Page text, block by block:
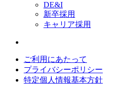
DE&I
新卒採用
キャリア採用
ご利用にあたって
プライバシーポリシー
特定個人情報基本方針